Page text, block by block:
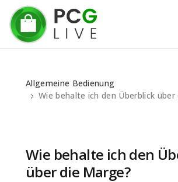
Allgemeine Bedienung
Wie behalte ich den Überblick über
Wie behalte ich den
über die Marge?